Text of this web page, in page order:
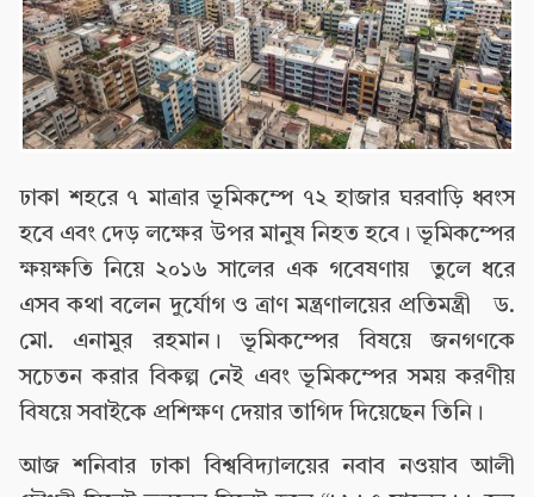
ঢাকা শহরে ৭ মাত্রার ভূমিকম্পে ৭২ হাজার ঘরবাড়ি ধ্বংস
হবে এবং দেড় লক্ষের উপর মানুষ নিহত হবে। ভূমিকম্পের
ক্ষয়ক্ষতি নিয়ে ২০১৬ সালের এক গবেষণায় তুলে ধরে
এসব কথা বলেন দুর্যোগ ও ত্রাণ মন্ত্রণালয়ের প্রতিমন্ত্রী ড.
মো. এনামুর রহমান। ভূমিকম্পের বিষয়ে জনগণকে
সচেতন করার বিকল্প নেই এবং ভূমিকম্পের সময় করণীয়
বিষয়ে সবাইকে প্রশিক্ষণ দেয়ার তাগিদ দিয়েছেন তিনি।
আজ শনিবার ঢাকা বিশ্ববিদ্যালয়ের নবাব নওয়াব আলী